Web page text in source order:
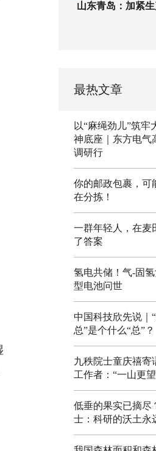
山东青岛：加紧
最热文章
以“麻绳劲儿”筑牢
神底座｜东方电气
调研行
你的邮政包裹，可
在分拣！
一群年轻人，在麦
了答案
氢电共储！气-固
型电池问世
中国科技欣先说｜
总”是个什么“总”？
九秩院士童庆禧寄
工作者：“一山更
低垂的果实已摘尽
士：科研的沃土永